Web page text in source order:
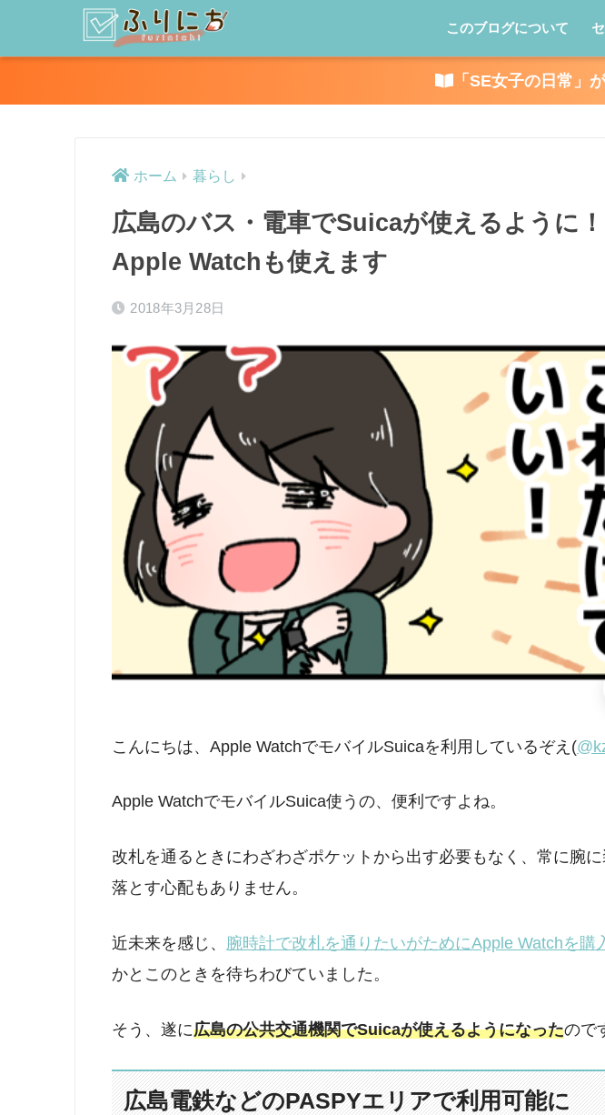
このブログについて
「SE女子の日常」
ホーム 暮らし
広島のバス・電車でSuicaが使えるように
Apple Watchも使えます
2018年3月28日
こんにちは、Apple WatchでモバイルSuicaを利用しているぞえ(
Apple WatchでモバイルSuica使うの、便利ですよね。
改札を通るときにわざわざポケットから出す必要もなく、常に腕
落とす心配もありません。
近未来を感じ、 腕時計で改札を通りたいがためにApple Watchを購
かとこのときを待ちわびていました。
そう、遂に広島の公共交通機関でSuicaが使えるようになったので
広島電鉄などのPASPYエリアで利用可能に